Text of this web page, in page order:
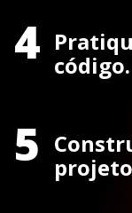
4 código.
5